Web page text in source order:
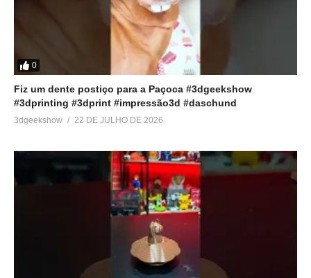
0
Fiz um dente postiço para a Paçoca #3dgeekshow
#3dprinting #3dprint #impressão3d #daschund
3dgeekshow 22 DE JULHO DE 2026